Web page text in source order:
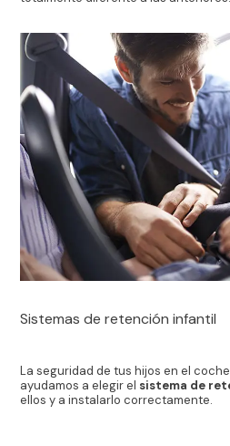
Sistemas de retención infantil
La seguridad de tus hijos en el
ayudamos a elegir el sistema de
ellos y a instalarlo correctamente.